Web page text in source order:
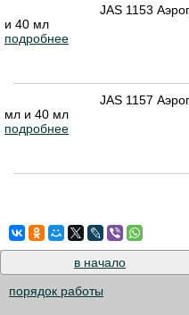
JAS 1153
и 40 мл
подробнее
JAS 1157
мл и 40 мл
подробнее
в начало
порядок работы